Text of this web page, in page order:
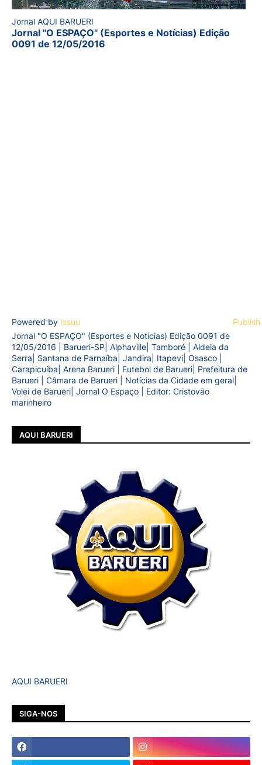
Jornal AQUI BARUERI
Jornal "O ESPAÇO" (Esportes e Notícias) Edição
0091 de 12/05/2016
Powered by Issuu
Jornal "O ESPAÇO" (Esportes e Notícias) Edição 0091 de
12/05/2016 | Barueri-SP| Alphaville| Tamboré | Aldeia da
Serra| Santana de Parnaíba| Jandira| Itapevi| Osasco |
Carapicuíba| Arena Barueri | Futebol de Barueri| Prefeitura de
Barueri | Câmara de Barueri | Notícias da Cidade em geral|
Volei de Barueri| Jornal O Espaço | Editor: Cristovão
marinheiro
AQUI BARUERI
AQUI BARUERI
SIGA-NOS